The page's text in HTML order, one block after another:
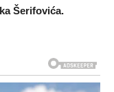
Šerifovića.